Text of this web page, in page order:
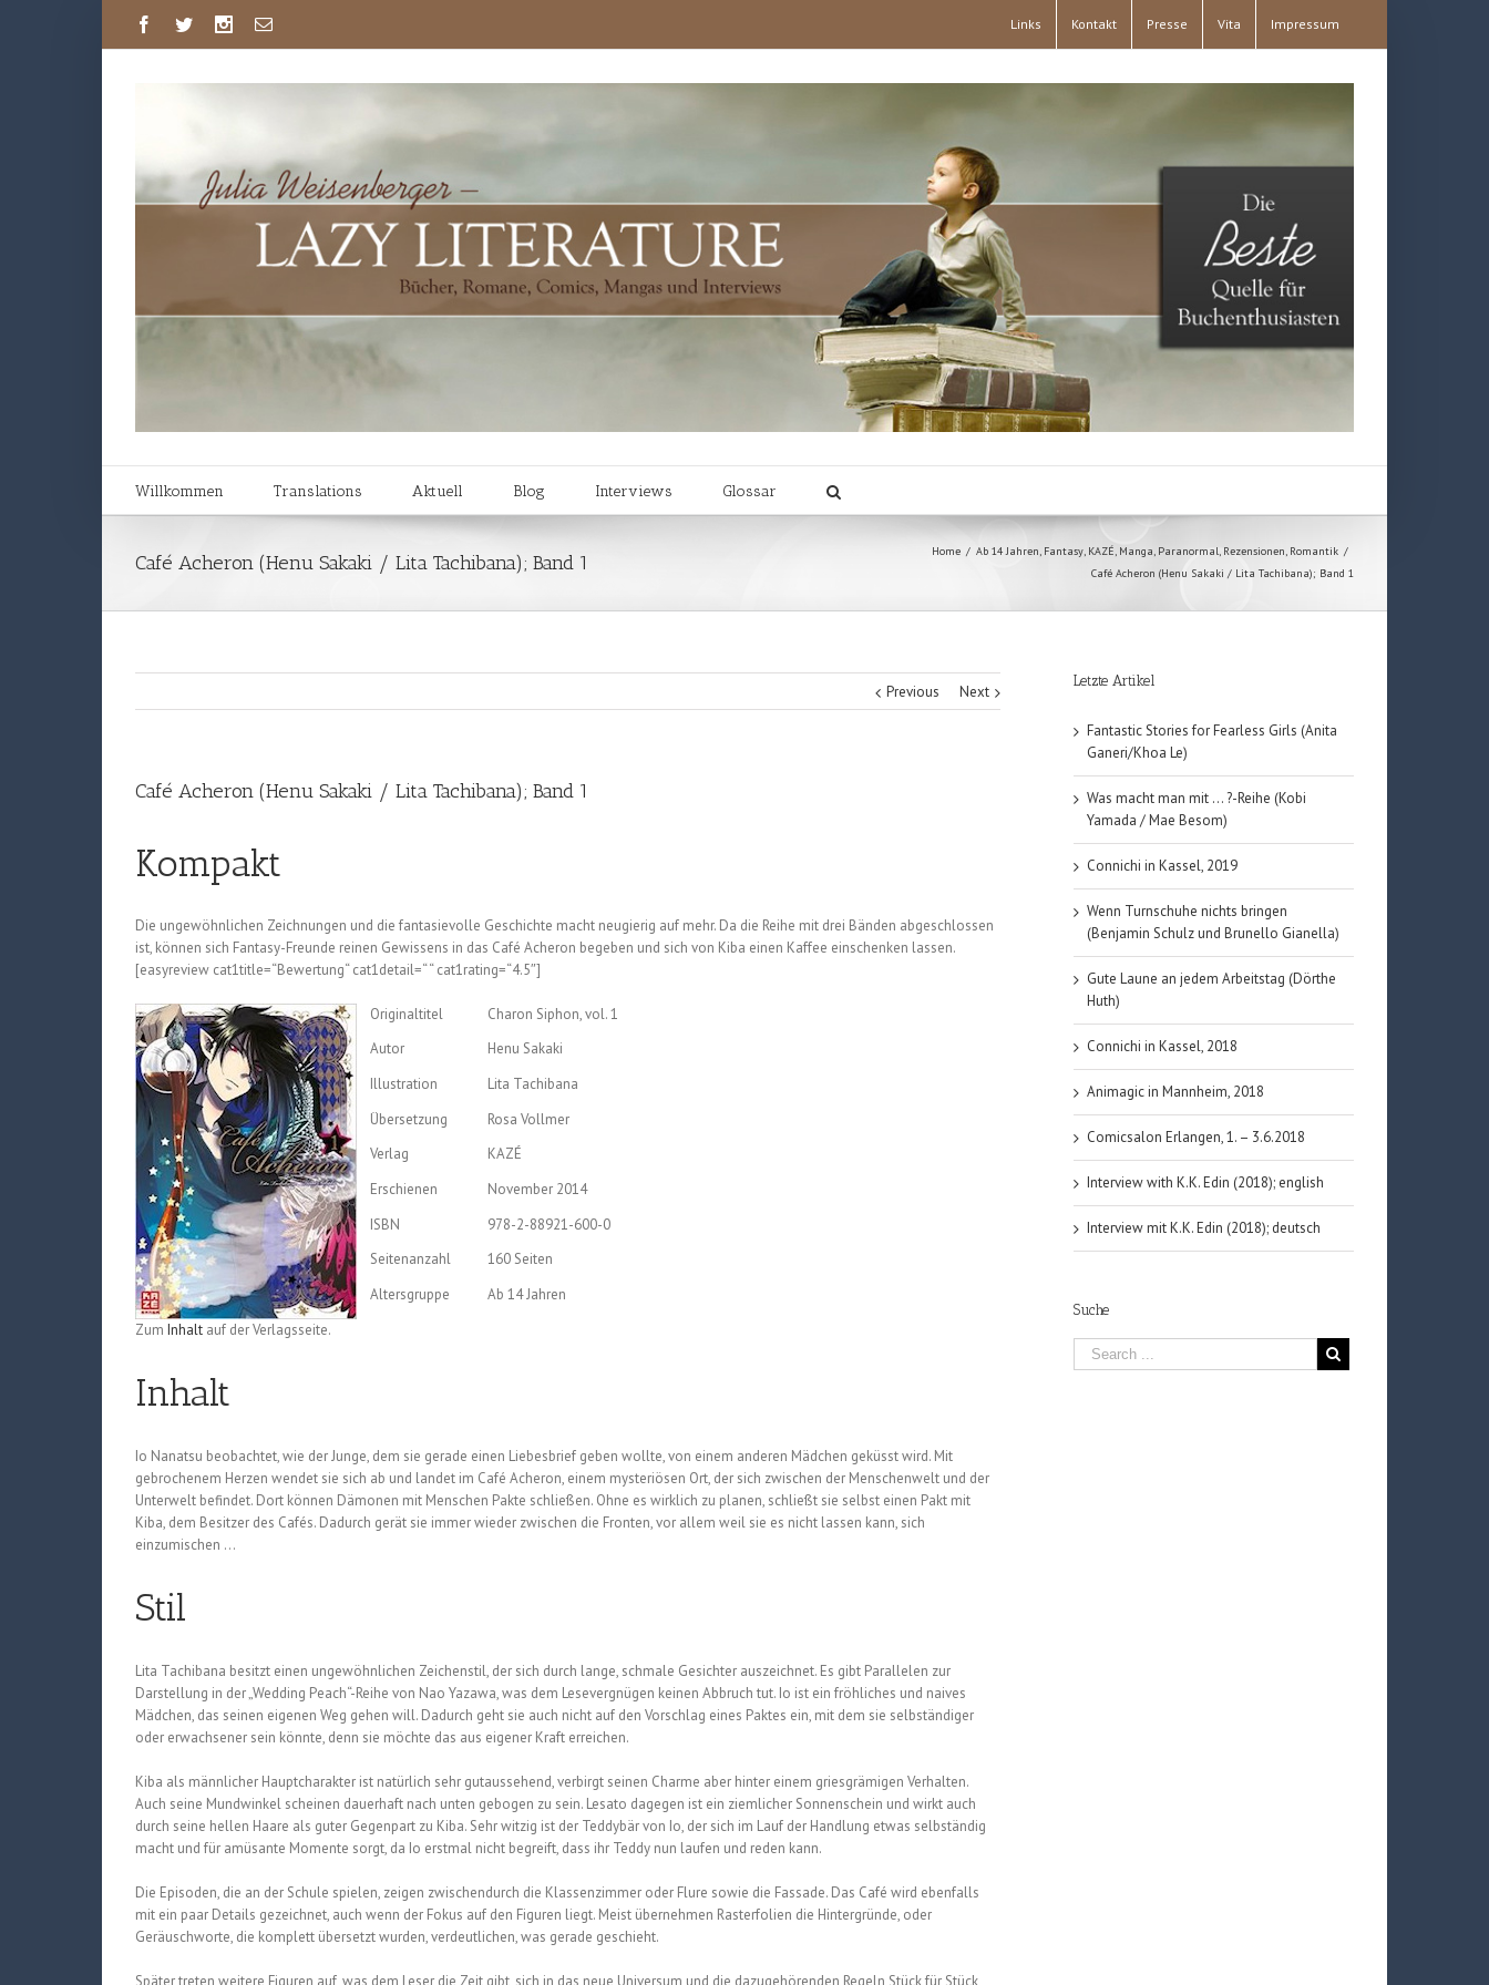
Links Kontakt Presse Vita Impressum
Willkommen Translations Aktuell Blog Interviews Glossar
Café Acheron (Henu Sakaki / Lita Tachibana); Band 1 Home / Ab 14 Jahren, Fantasy, KAZÉ, Manga, Paranormal, Rezensionen, Romantik /
Café Acheron (Henu Sakaki / Lita Tachibana); Band 1
Previous Next
Café Acheron (Henu Sakaki / Lita Tachibana); Band 1
Kompakt
Die ungewöhnlichen Zeichnungen und die fantasievolle Geschichte macht neugierig auf mehr. Da die Reihe mit drei Bänden abgeschlossen
ist, können sich Fantasy-Freunde reinen Gewissens in das Café Acheron begeben und sich von Kiba einen Kaffee einschenken lassen.
[easyreview cat1title=“Bewertung“ cat1detail=“ “ cat1rating=“4.5″]
Originaltitel
Charon Siphon, vol. 1
Autor
Henu Sakaki
Illustration
Lita Tachibana
Übersetzung
Rosa Vollmer
Verlag
KAZÉ
Erschienen
November 2014
ISBN
978-2-88921-600-0
Seitenanzahl
160 Seiten
Altersgruppe
Ab 14 Jahren
Zum Inhalt auf der Verlagsseite.
Inhalt
Io Nanatsu beobachtet, wie der Junge, dem sie gerade einen Liebesbrief geben wollte, von einem anderen Mädchen geküsst wird. Mit
gebrochenem Herzen wendet sie sich ab und landet im Café Acheron, einem mysteriösen Ort, der sich zwischen der Menschenwelt und der
Unterwelt befindet. Dort können Dämonen mit Menschen Pakte schließen. Ohne es wirklich zu planen, schließt sie selbst einen Pakt mit
Kiba, dem Besitzer des Cafés. Dadurch gerät sie immer wieder zwischen die Fronten, vor allem weil sie es nicht lassen kann, sich
einzumischen …
Stil
Lita Tachibana besitzt einen ungewöhnlichen Zeichenstil, der sich durch lange, schmale Gesichter auszeichnet. Es gibt Parallelen zur
Darstellung in der „Wedding Peach“-Reihe von Nao Yazawa, was dem Lesevergnügen keinen Abbruch tut. Io ist ein fröhliches und naives
Mädchen, das seinen eigenen Weg gehen will. Dadurch geht sie auch nicht auf den Vorschlag eines Paktes ein, mit dem sie selbständiger
oder erwachsener sein könnte, denn sie möchte das aus eigener Kraft erreichen.
Kiba als männlicher Hauptcharakter ist natürlich sehr gutaussehend, verbirgt seinen Charme aber hinter einem griesgrämigen Verhalten.
Auch seine Mundwinkel scheinen dauerhaft nach unten gebogen zu sein. Lesato dagegen ist ein ziemlicher Sonnenschein und wirkt auch
durch seine hellen Haare als guter Gegenpart zu Kiba. Sehr witzig ist der Teddybär von Io, der sich im Lauf der Handlung etwas selbständig
macht und für amüsante Momente sorgt, da Io erstmal nicht begreift, dass ihr Teddy nun laufen und reden kann.
Die Episoden, die an der Schule spielen, zeigen zwischendurch die Klassenzimmer oder Flure sowie die Fassade. Das Café wird ebenfalls
mit ein paar Details gezeichnet, auch wenn der Fokus auf den Figuren liegt. Meist übernehmen Rasterfolien die Hintergründe, oder
Geräuschworte, die komplett übersetzt wurden, verdeutlichen, was gerade geschieht.
Später treten weitere Figuren auf, was dem Leser die Zeit gibt, sich in das neue Universum und die dazugehörenden Regeln Stück für Stück
Letzte Artikel
Fantastic Stories for Fearless Girls (Anita
Ganeri/Khoa Le)
Was macht man mit … ?-Reihe (Kobi
Yamada / Mae Besom)
Connichi in Kassel, 2019
Wenn Turnschuhe nichts bringen
(Benjamin Schulz und Brunello Gianella)
Gute Laune an jedem Arbeitstag (Dörthe
Huth)
Connichi in Kassel, 2018
Animagic in Mannheim, 2018
Comicsalon Erlangen, 1. – 3.6.2018
Interview with K.K. Edin (2018); english
Interview mit K.K. Edin (2018); deutsch
Suche